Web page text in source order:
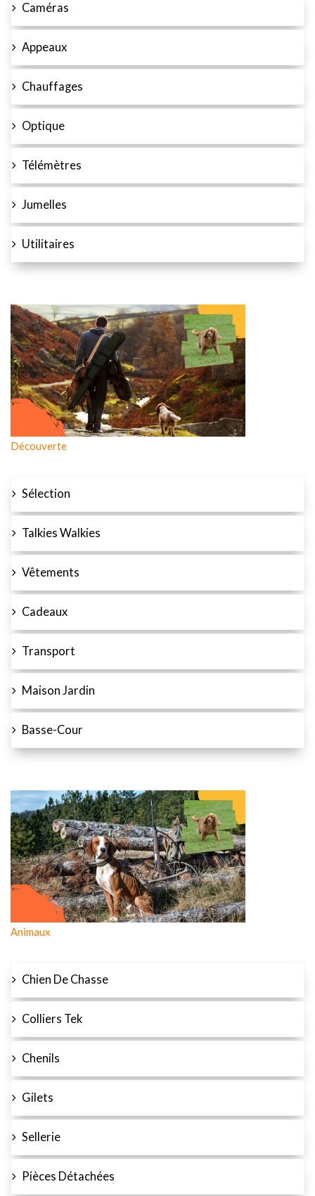
Caméras
Appeaux
Chauffages
Optique
Télémètres
Jumelles
Utilitaires
Découverte
Sélection
Talkies Walkies
Vêtements
Cadeaux
Transport
Maison Jardin
Basse-Cour
Animaux
Chien De Chasse
Colliers Tek
Chenils
Gilets
Sellerie
Pièces Détachées